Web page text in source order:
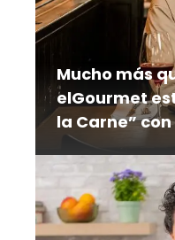
Mucho más
elGourmet
la Carne”
Frigoríficos,
puestos al
itinerario de una
camino de la
hasta el plato